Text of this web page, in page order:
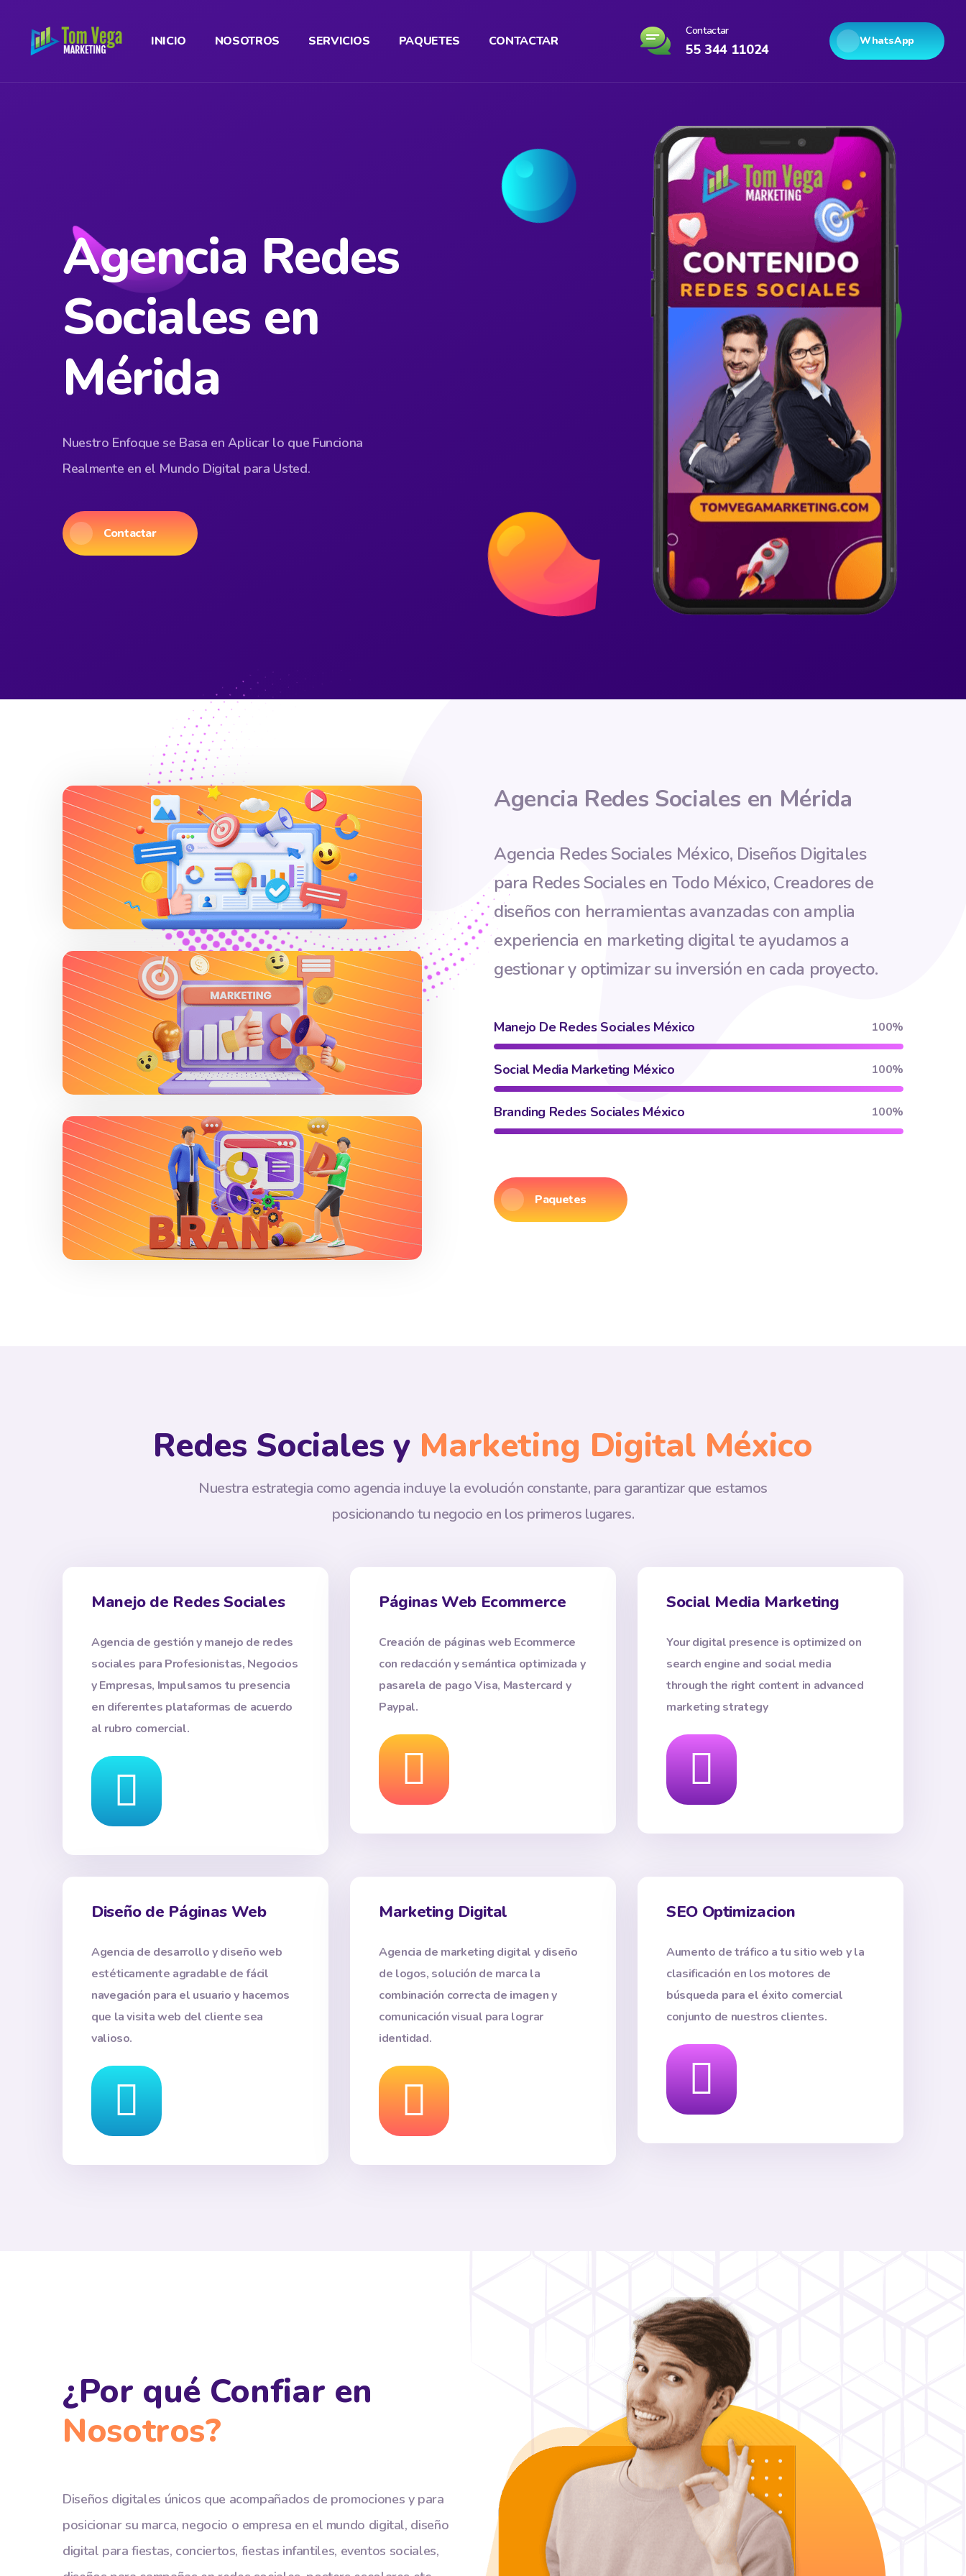
INICIO NOSOTROS SERVICIOS PAQUETES CONTACTAR
Contactar
55 344 11024
WhatsApp
Agencia Redes
Sociales en
Mérida
Nuestro Enfoque se Basa en Aplicar lo que Funciona
Realmente en el Mundo Digital para Usted.
Contactar
Agencia Redes Sociales en Mérida
Agencia Redes Sociales México, Diseños Digitales
para Redes Sociales en Todo México, Creadores de
diseños con herramientas avanzadas con amplia
experiencia en marketing digital te ayudamos a
gestionar y optimizar su inversión en cada proyecto.
Manejo De Redes Sociales México 100%
Social Media Marketing México 100%
Branding Redes Sociales México 100%
Paquetes
Redes Sociales y Marketing Digital México
Nuestra estrategia como agencia incluye la evolución constante, para garantizar que estamos
posicionando tu negocio en los primeros lugares.
Manejo de Redes Sociales
Agencia de gestión y manejo de redes
sociales para Profesionistas, Negocios
y Empresas, Impulsamos tu presencia
en diferentes plataformas de acuerdo
al rubro comercial.
Páginas Web Ecommerce
Creación de páginas web Ecommerce
con redacción y semántica optimizada y
pasarela de pago Visa, Mastercard y
Paypal.
Social Media Marketing
Your digital presence is optimized on
search engine and social media
through the right content in advanced
marketing strategy
Diseño de Páginas Web
Agencia de desarrollo y diseño web
estéticamente agradable de fácil
navegación para el usuario y hacemos
que la visita web del cliente sea
valioso.
Marketing Digital
Agencia de marketing digital y diseño
de logos, solución de marca la
combinación correcta de imagen y
comunicación visual para lograr
identidad.
SEO Optimizacion
Aumento de tráfico a tu sitio web y la
clasificación en los motores de
búsqueda para el éxito comercial
conjunto de nuestros clientes.
¿Por qué Confiar en
Nosotros?
Diseños digitales únicos que acompañados de promociones y para
posicionar su marca, negocio o empresa en el mundo digital, diseño
digital para fiestas, conciertos, fiestas infantiles, eventos sociales,